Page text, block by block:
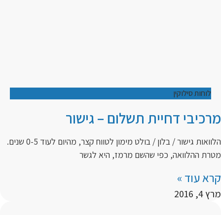
לוחות סילוקין
מרכיבי דחיית תשלום – גישור
הלוואות גישור / בלון / בולט מימון לטווח קצר, מהיום לעוד 0-5 שנים.
מטרת ההלוואה, כפי שהשם מרמז, היא לגשר
קרא עוד »
מרץ 4, 2016